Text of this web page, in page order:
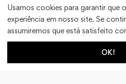
Usamos cookies para garantir que
experiência em nosso site. Se
assumiremos que está satisfeito
OK!
1